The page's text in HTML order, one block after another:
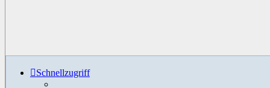
Schnellzugriff